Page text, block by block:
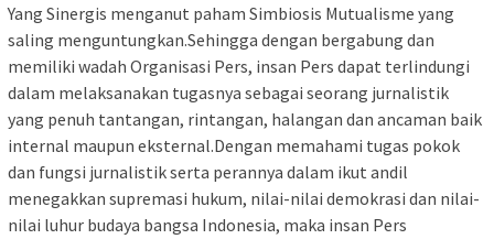
Yang Sinergis menganut paham Simbiosis Mutualisme yang
saling menguntungkan.Sehingga dengan bergabung dan
memiliki wadah Organisasi Pers, insan Pers dapat terlindungi
dalam melaksanakan tugasnya sebagai seorang jurnalistik
yang penuh tantangan, rintangan, halangan dan ancaman baik
internal maupun eksternal.Dengan memahami tugas pokok
dan fungsi jurnalistik serta perannya dalam ikut andil
menegakkan supremasi hukum, nilai-nilai demokrasi dan nilai-
nilai luhur budaya bangsa Indonesia, maka insan Pers